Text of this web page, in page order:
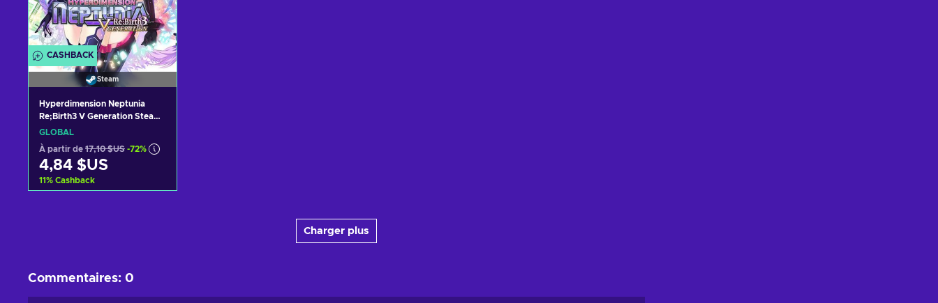
CASHBACK
Steam
Hyperdimension Neptunia
Re;Birth3 V Generation Steam
Key GLOBAL
GLOBAL
À partir de 17,10 $US -72%
4,84 $US
11% Cashback
Charger plus
Commentaires: 0